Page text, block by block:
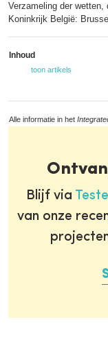
Verzameling der
Koninkrijk België: Brussel
Inhoud
toon artikels
Alle informatie in het
Blijf via
van onze